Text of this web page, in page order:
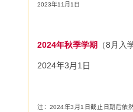
2023年11 月 1 日
2024年秋季学期 （8月入
2024年3月 1 日
注：2024年3 月 1 日截止日期后依